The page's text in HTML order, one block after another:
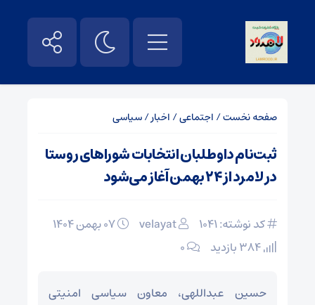
صفحه نخست/ اجتماعی/ اخبار/سیاسی
ثبت‌نام داوطلبان انتخابات شوراهای روستا
در لامرد از ۲۴ بهمن آغاز می‌شود
کد نوشته: 1041 velayat
۰
حسین عبداللهی، معاون سیاسی امنیتی